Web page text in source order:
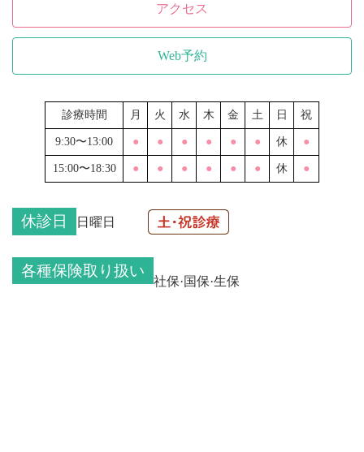
アクセス
Web予約
診療時間 月 火 水 木 金 土 日 祝
9:30〜13:00 ● ● ● ● ● ● 休 ●
15:00〜18:30 ● ● ● ● ● ● 休 ●
休診日 日曜日
各種保険取り扱い
社保·国保·生保